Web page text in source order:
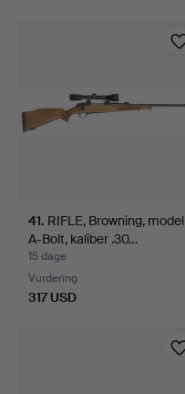
41. RIFLE, Browning, model
A-Bolt, kaliber .30…
15 dage
Vurdering
317 USD